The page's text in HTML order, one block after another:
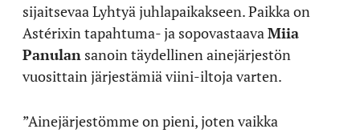
sijaitsevaa Lyhtyä juhlapaikakseen. Paikka on
Astérixin tapahtuma- ja sopovastaava Miia
Panulan sanoin täydellinen ainejärjestön
vuosittain järjestämiä viini-iltoja varten.
”Ainejärjestömme on pieni, joten vaikka